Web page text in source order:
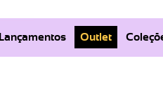
Lançamentos Outlet